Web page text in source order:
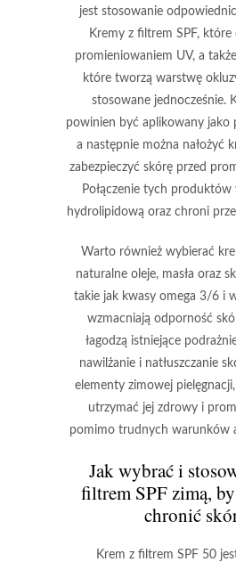
jest stosowanie
Kremy z filtrem SPF, które
promieniowaniem UV, a także
które tworzą warstwę
stosowane jednocześnie.
powinien być aplikowany jako
a następnie można nałożyć
zabezpieczyć skórę przed
Połączenie tych produktów
hydrolipidową oraz chroni
Warto również wybierać
naturalne oleje, masła oraz
takie jak kwasy omega 3/6 i
wzmacniają odporność
łagodzą istniejące
nawilżanie i natłuszczanie
elementy zimowej
utrzymać jej zdrowy i
pomimo trudnych warunków
Jak wybrać i
filtrem SPF zimą,
chronić
Krem z filtrem SPF 50